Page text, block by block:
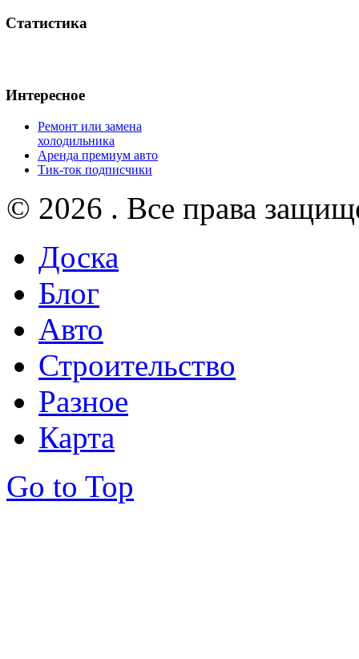
Статистика
Интересное
Ремонт или замена
холодильника
Аренда премиум авто
Тик-ток подписчики
© 2026 . Все права
Доска
Блог
Авто
Строительство
Разное
Карта
Go to Top